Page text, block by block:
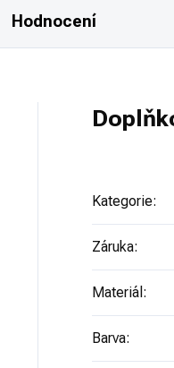
Hodnocení
Kategorie:
Záruka:
Materiál :
Barva: